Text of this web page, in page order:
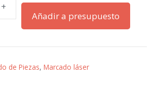
Telesis
Apex
cantidad
+
Añadir a presupuesto
de Piezas, Marcado láser